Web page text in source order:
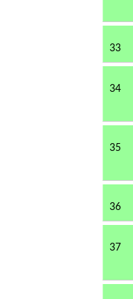
33
34
35
36
37